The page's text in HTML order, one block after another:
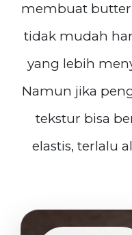
membuat butter
tidak mudah
yang lebih
Namun jika
tekstur bisa
elastis, terlalu